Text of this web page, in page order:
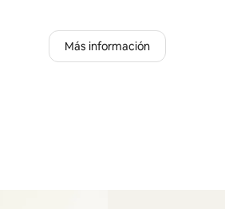
Más información